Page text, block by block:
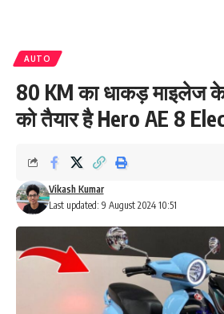
AUTO
80 KM का धाकड़ माइलेज
को तैयार है Hero AE 8
Last updated: 9 August 2024 10:51
Vikash Kumar